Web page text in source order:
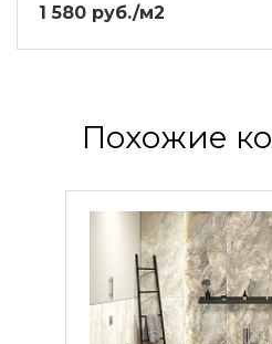
1 580 руб./м2
Похожие